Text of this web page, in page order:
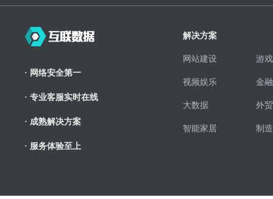
· 网络安全第一
· 专业客服实时在线
· 成熟解决方案
· 服务体验至上
解决方案
网站建设 游
视频娱乐 金
大数据 外
智能家居 制